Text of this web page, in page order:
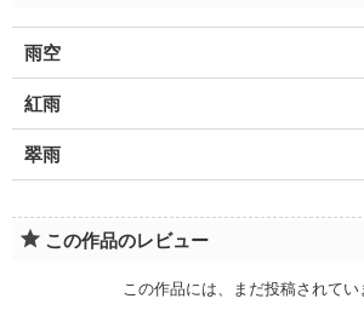
雨空
紅雨
翠雨
この作品のレビュー
この作品には、まだ投稿されてい